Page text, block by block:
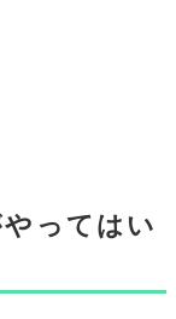
ってはい